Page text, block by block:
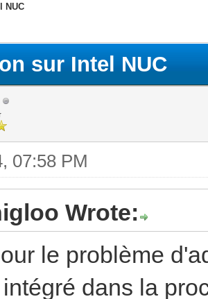
NUC
sur Intel NUC
07:58 PM
Wrote:
le problème
dans la